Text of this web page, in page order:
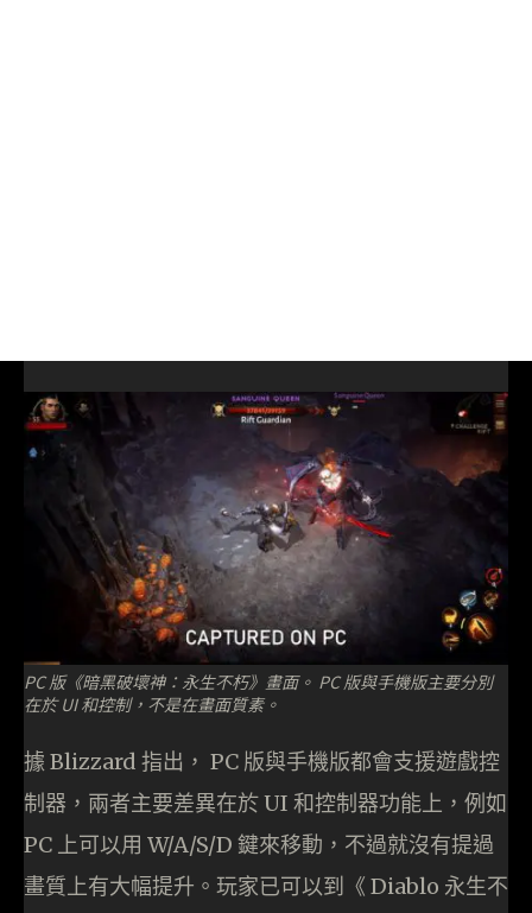
PC 版《暗黑破壞神：永生不朽》畫面。 PC 版與手機版主要分別
在於 UI 和控制，不是在畫面質素。
據 Blizzard 指出， PC 版與手機版都會支援遊戲控
制器，兩者主要差異在於 UI 和控制器功能上，例如
PC 上可以用 W/A/S/D 鍵來移動，不過就沒有提過
畫質上有大幅提升。玩家已可以到《 Diablo 永生不